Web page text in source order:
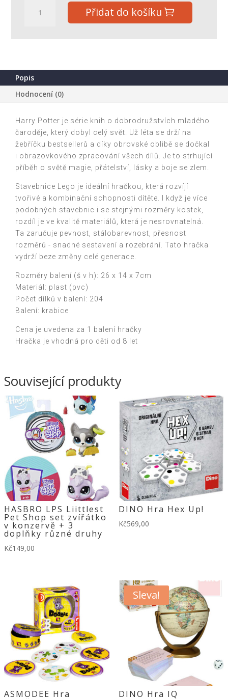
HARRY
kouzelných
formulí
76442
Přidat do košíku
Popis
Hodnocení (0)
Harry Potter je série knih o dobrodružstvích mladého
čaroděje, který dobyl celý svět. Už léta se drží na
žebříčku bestsellerů a díky obrovské oblibě se dočkal
i obrazovkového zpracování všech dílů. Je to strhující
příběh o světě magie, přátelství, lásky a boje se zlem.
Stavebnice Lego je ideální hračkou, která rozvíjí
tvořivé a kombinační schopnosti dítěte. I když je více
podobných stavebnic i se stejnými rozměry kostek,
rozdíl je ve kvalitě materiálů, která je nesrovnatelná.
Ta zaručuje pevnost, stálobarevnost, přesnost
rozměrů - snadné sestavení a rozebrání. Tato hračka
vydrží beze změny celé generace.
Rozměry balení (š v h): 26 x 14 x 7cm
Materiál: plast (pvc)
Počet dílků v balení: 204
Balení: krabice
Cena je uvedena za 1 balení hračky
Hračka je vhodná pro děti od 8 let
Související produkty
HASBRO LPS Liittlest
Pet Shop set zvířátko
v konzervě + 3
doplňky různé druhy
Kč149,00
DINO Hra Hex Up!
Kč569,00
ASMODEE Hra
Sleva!
DINO Hra IQ